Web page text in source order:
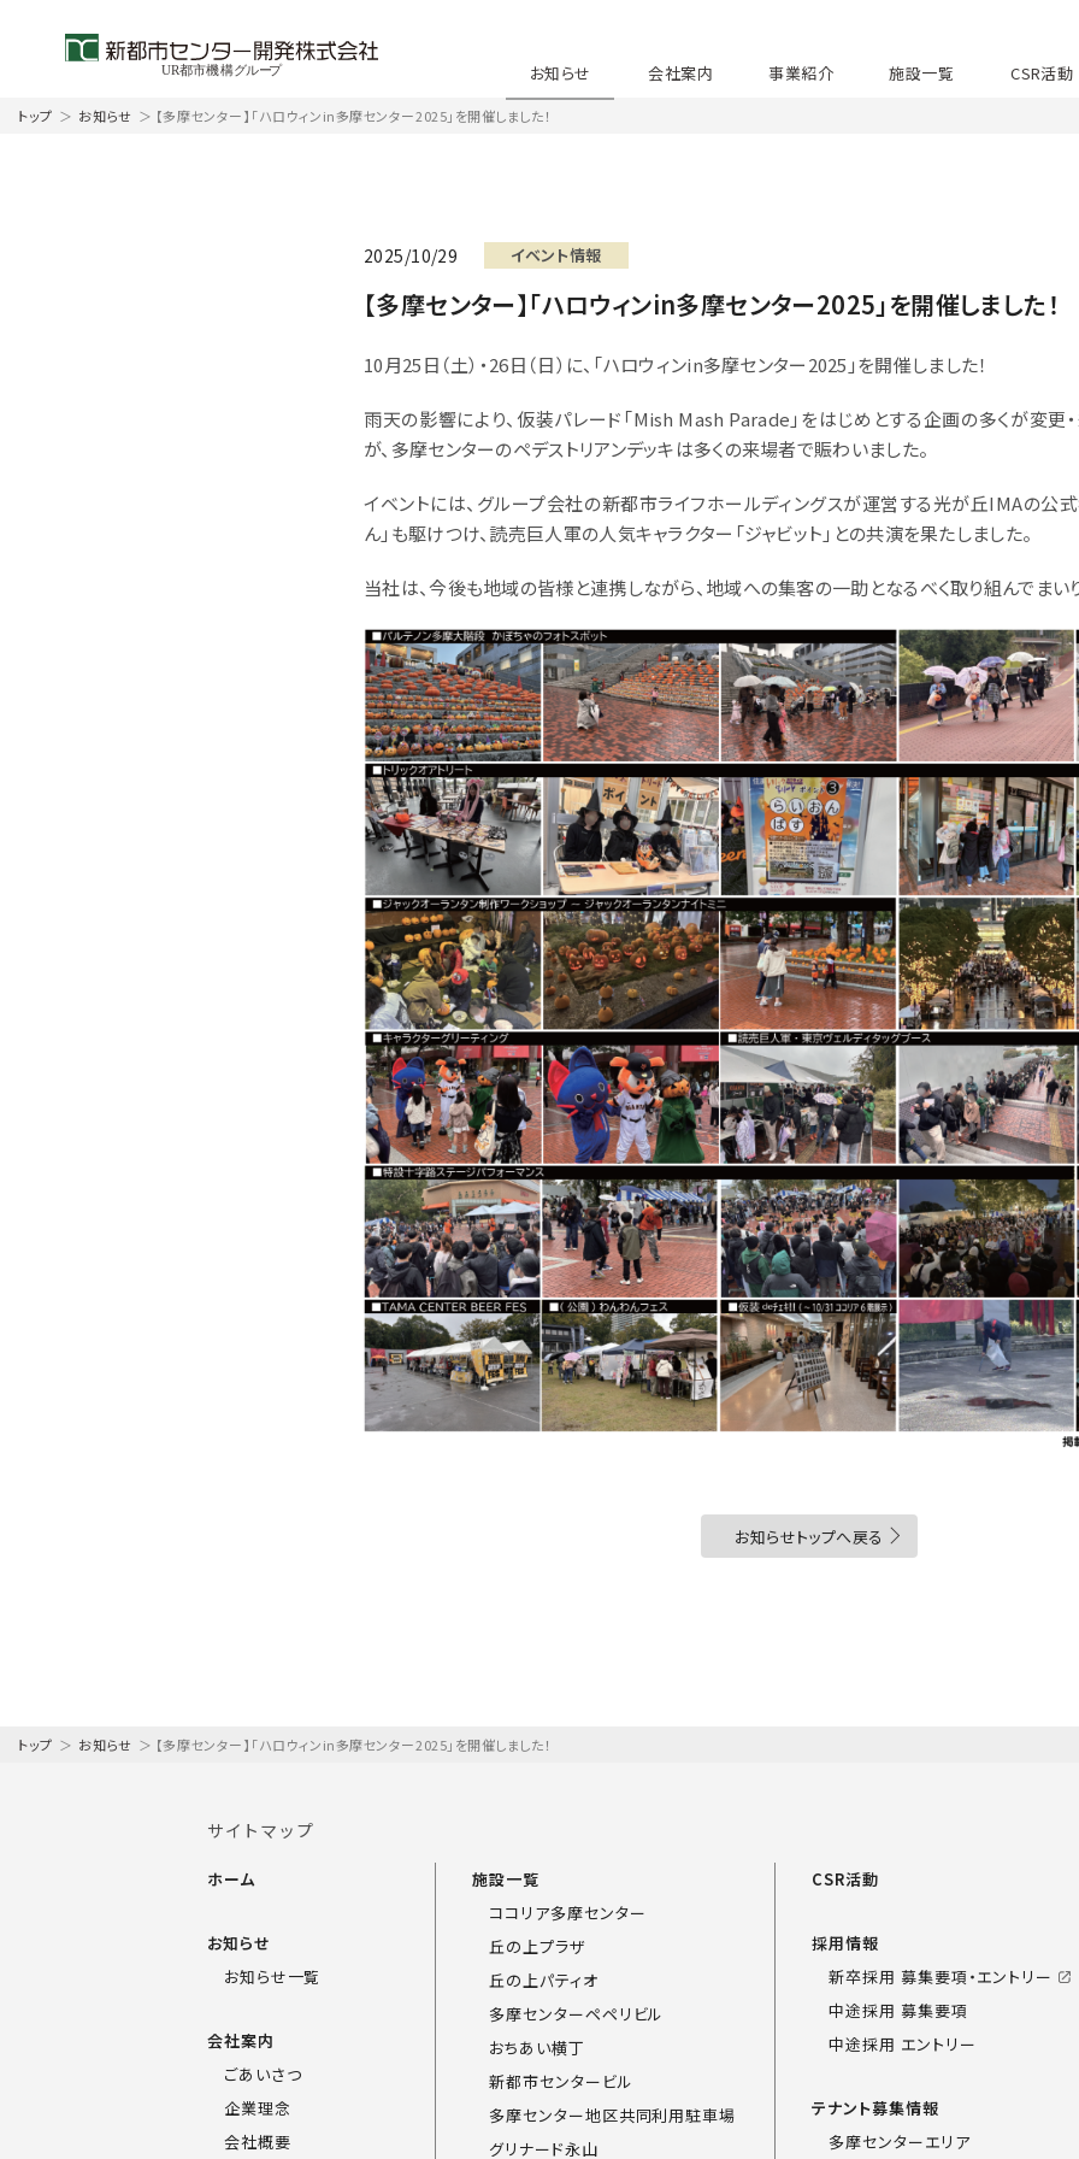
お知らせ 会社案内 事業紹介 施設一覧 CSR活動
トップ ＞ お知らせ ＞ 【多摩センター】「ハロウィンin多摩センター2025」を開催しました！
2025/10/29 イベント情報
【多摩センター】「ハロウィンin多摩センター2025」を開催しました！
10月25日（土）・26日（日）に、「ハロウィンin多摩センター2025」を開催しました！
雨天の影響により、仮装パレード「Mish Mash Parade」をはじめとする企画の多くが変更
が、多摩センターのペデストリアンデッキは多くの来場者で賑わいました。
イベントには、グループ会社の新都市ライフホールディングスが運営する光が丘IMAの公式
ん」も駆けつけ、読売巨人軍の人気キャラクター「ジャビット」との共演を果たしました。
当社は、今後も地域の皆様と連携しながら、地域への集客の一助となるべく取り組んでまい
お知らせトップへ戻る
トップ ＞ お知らせ ＞ 【多摩センター】「ハロウィンin多摩センター2025」を開催しました！
サイトマップ
ホーム
お知らせ
お知らせ一覧
会社案内
ごあいさつ
企業理念
会社概要
施設一覧
ココリア多摩センター
丘の上プラザ
丘の上パティオ
多摩センターペペリビル
おちあい横丁
新都市センタービル
多摩センター地区共同利用駐車場
グリナード永山
CSR活動
採用情報
新卒採用 募集要項・エントリー
中途採用 募集要項
中途採用 エントリー
テナント募集情報
多摩センターエリア